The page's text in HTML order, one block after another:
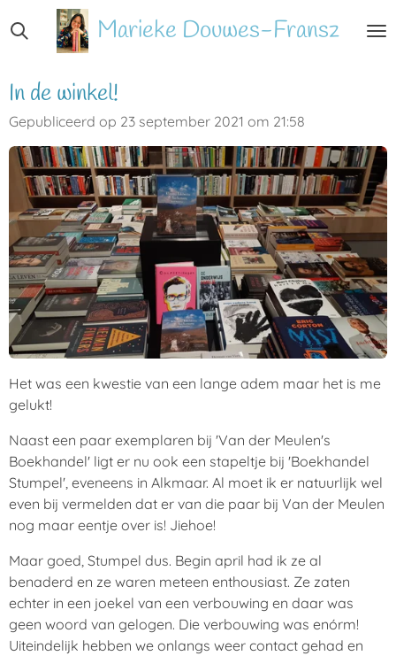
direct
de
hoofdinhoud
Marieke Douwes-Fransz
In de winkel!
Gepubliceerd op 23 september 2021 om 21:58
Het was een kwestie van een lange adem maar het is me
gelukt!
Naast een paar exemplaren bij 'Van der Meulen's
Boekhandel' ligt er nu ook een stapeltje bij 'Boekhandel
Stumpel', eveneens in Alkmaar. Al moet ik er natuurlijk wel
even bij vermelden dat er van die paar bij Van der Meulen
nog maar eentje over is! Jiehoe!
Maar goed, Stumpel dus. Begin april had ik ze al
benaderd en ze waren meteen enthousiast. Ze zaten
echter in een joekel van een verbouwing en daar was
geen woord van gelogen. Die verbouwing was enórm!
Uiteindelijk hebben we onlangs weer contact gehad en